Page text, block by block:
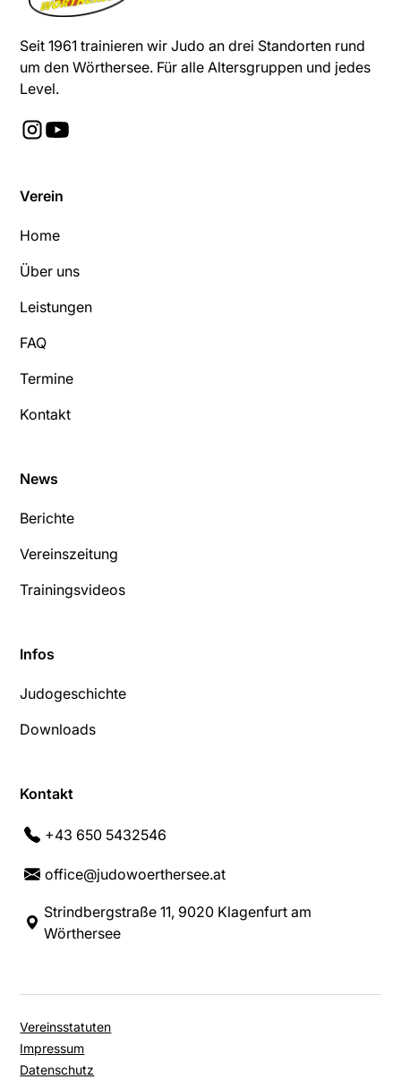
Seit 1961 trainieren wir Judo an drei Standorten rund
um den Wörthersee. Für alle Altersgruppen und jedes
Level.
Verein
Home
Über uns
Leistungen
FAQ
Termine
Kontakt
News
Berichte
Vereinszeitung
Trainingsvideos
Infos
Judogeschichte
Downloads
Kontakt
+43 650 5432546
office@judowoerthersee.at
Strindbergstraße 11, 9020 Klagenfurt am
Wörthersee
Vereinsstatuten
Impressum
Datenschutz